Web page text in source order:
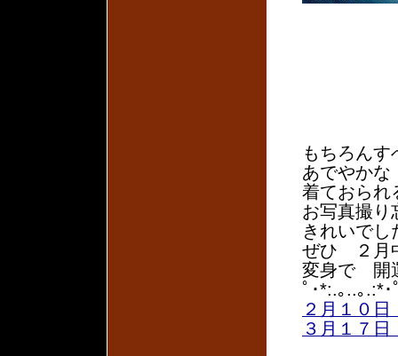
もちろん
あでやか
着ておられ
お写真撮り
きれいでし
ぜひ ２月
変身で 開
ﾟ･*:.｡..｡.:*･
２月１０
３月１７